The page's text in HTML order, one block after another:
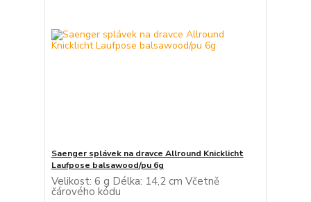
Saenger splávek na dravce Allround Knicklicht
Laufpose balsawood/pu 6g
Velikost: 6 g Délka: 14,2 cm Včetně
čárového kódu